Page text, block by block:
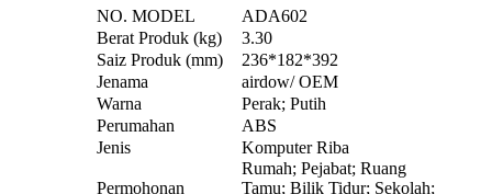
NO. MODEL
ADA602
Berat Produk (kg)
3.30
Saiz Produk (mm)
236*182*392
Jenama
airdow/ OEM
Warna
Perak; Putih
Perumahan
ABS
Jenis
Komputer Riba
Permohonan
Rumah; Pejabat; Ruang
Tamu; Bilik Tidur; Sekolah;